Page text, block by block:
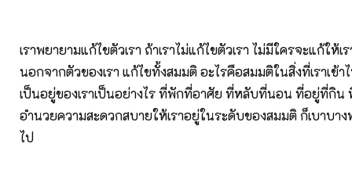
เราพยายามแก้ไขตัวเรา ถ้าเราไม่แก้ไขตัวเรา ไม่มีใครจะแก้ให้เ
นอกจากตัวของเรา แก้ไขทั้งสมมติ อะไรคือสมมติในสิ่งที่เราเข้า
เป็นอยู่ของเราเป็นอย่างไร ที่พักที่อาศัย ที่หลับที่นอน ที่อยู่ที่กิน
อำนวยความสะดวกสบายให้เราอยู่ในระดับของสมมติ ก็เบาบา
ไป